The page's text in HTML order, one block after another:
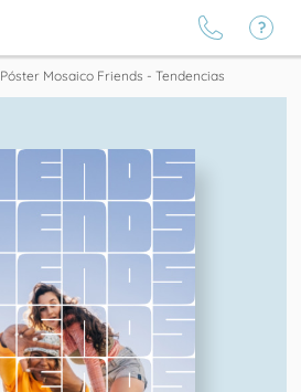
Póster Mosaico Friends - Tendencias